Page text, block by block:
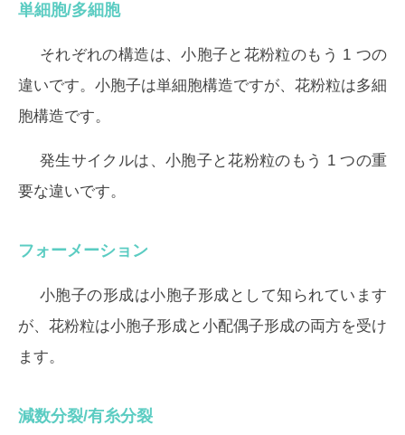
単細胞/多細胞
それぞれの構造は、小胞子と花粉粒のもう 1 つの
違いです。小胞子は単細胞構造ですが、花粉粒は多細
胞構造です。
発生サイクルは、小胞子と花粉粒のもう 1 つの重
要な違いです。
フォーメーション
小胞子の形成は小胞子形成として知られています
が、花粉粒は小胞子形成と小配偶子形成の両方を受け
ます。
減数分裂/有糸分裂